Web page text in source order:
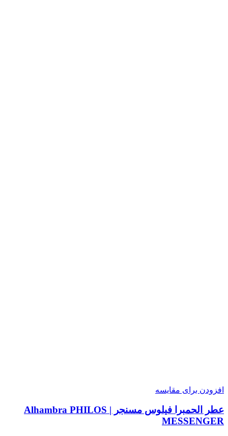
افزودن برای مقایسه
عطر الحمبرا فیلوس مسنجر | Alhambra PHILOS
MESSENGER